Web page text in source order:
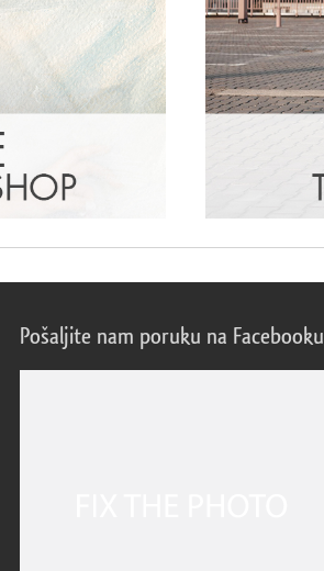
Pošaljite nam poruku na Facebooku